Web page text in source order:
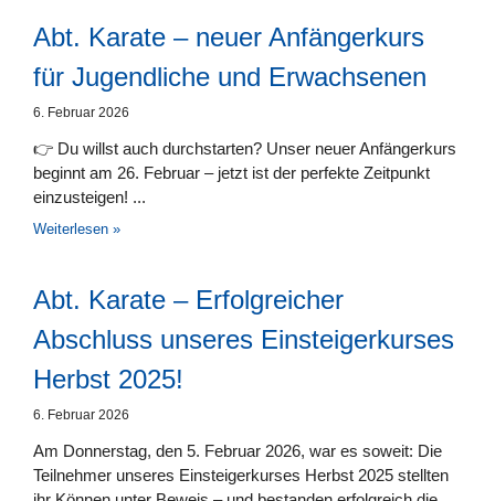
Abt. Karate – neuer Anfängerkurs
für Jugendliche und Erwachsenen
6. Februar 2026
👉 Du willst auch durchstarten? Unser neuer Anfängerkurs
beginnt am 26. Februar – jetzt ist der perfekte Zeitpunkt
einzusteigen!
Weiterlesen »
Abt. Karate – Erfolgreicher
Abschluss unseres Einsteigerkurses
Herbst 2025!
6. Februar 2026
Am Donnerstag, den 5. Februar 2026, war es soweit: Die
Teilnehmer unseres Einsteigerkurses Herbst 2025 stellten